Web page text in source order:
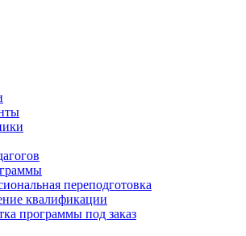
переподготовка
квалификации
программы под заказ